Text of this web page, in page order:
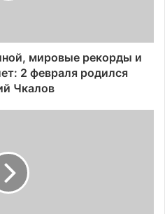
мировые рекорды и
2 февраля родился
Чкалов